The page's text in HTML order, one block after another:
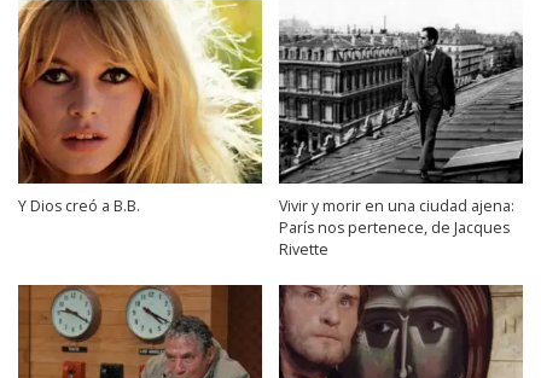
Y Dios creó a B.B.
Vivir y morir en una ciudad ajena:
París nos pertenece, de Jacques
Rivette